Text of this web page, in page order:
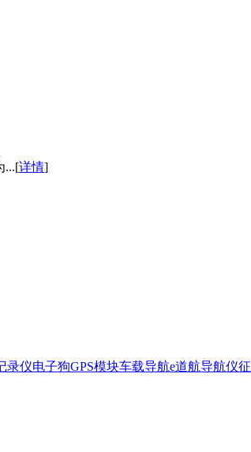
...[详情]
录仪电子狗GPS模块车载导航e道航导航仪